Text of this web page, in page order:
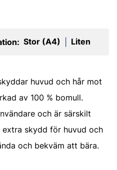
Stor (A4) Liten
huvud och hår mot
av 100 % bomull.
och är särskilt
skydd för huvud och
och bekväm att bära.